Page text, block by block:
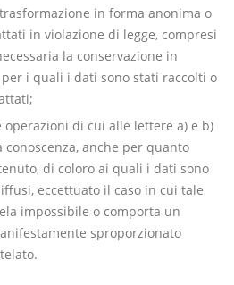
in forma anonima o
in violazione di legge, compresi
la conservazione in
i quali i dati sono stati raccolti o
operazioni di cui alle lettere a) e b)
anche per quanto
di coloro ai quali i dati sono
eccettuato il caso in cui tale
impossibile o comporta un
sproporzionato